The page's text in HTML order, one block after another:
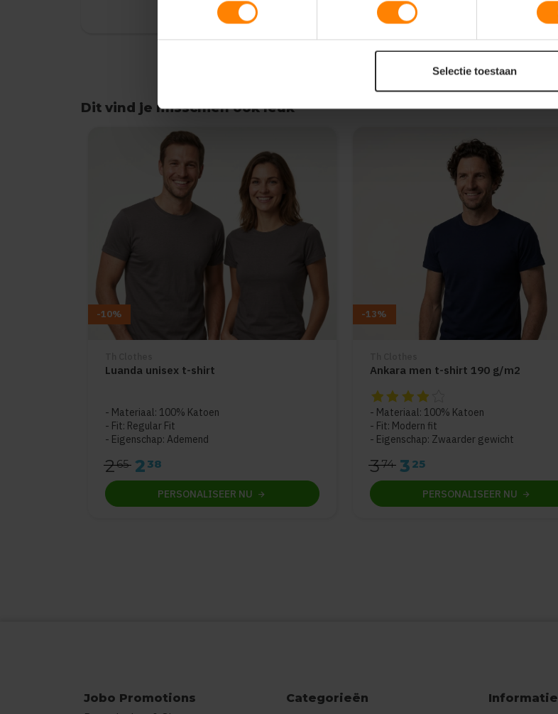
Selectie toestaan
Dit vind je misschien ook leuk
-10%
Luanda unisex t-shirt
Materiaal: 100% Katoen
Fit: Regular Fit
Eigenschap: Ademend
265 2 38
PERSONALISEER NU
-13%
Ankara men t-shirt 190 g/m2
De beoordeling van dit product is
Materiaal: 100% Katoen
Fit: Modern fit
Eigenschap: Zwaarder gewicht
374 3 25
PERSONALISEER NU
Jobo Promotions
Categorieën
Informatie